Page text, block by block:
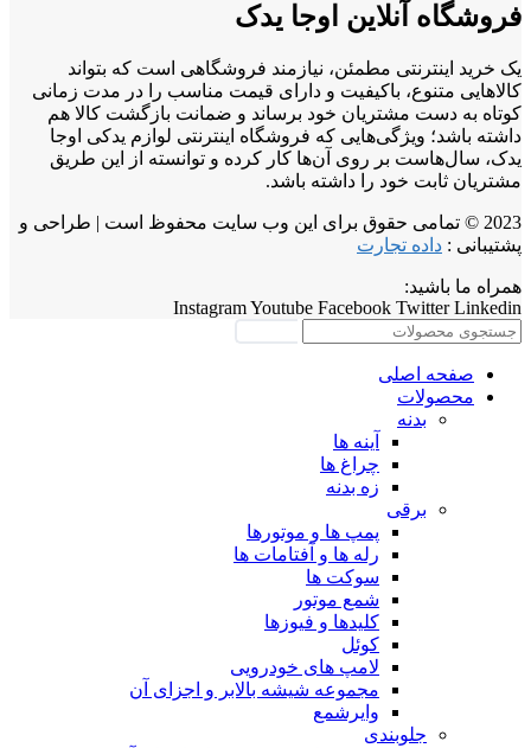
فروشگاه آنلاین اوجا یدک
یک خرید اینترنتی مطمئن، نیازمند فروشگاهی است که بتواند
کالاهایی متنوع، باکیفیت و دارای قیمت مناسب را در مدت زمانی
کوتاه به دست مشتریان خود برساند و ضمانت بازگشت کالا هم
داشته باشد؛ ویژگی‌هایی که فروشگاه اینترنتی لوازم یدکی اوجا
یدک، سال‌هاست بر روی آن‌ها کار کرده و توانسته از این طریق
مشتریان ثابت خود را داشته باشد.
2023 © تمامی حقوق برای این وب سایت محفوظ است | طراحی و
پشتیبانی : داده تجارت
همراه ما باشید:
InstagramYoutube Facebook Twitter Linkedin
صفحه اصلی
محصولات
بدنه
آینه ها
چراغ ها
زه بدنه
برقی
پمپ ها و موتورها
رله ها و آفتامات ها
سوکت ها
شمع موتور
کلیدها و فیوزها
کوئل
لامپ های خودرویی
مجموعه شیشه بالابر و اجزای آن
وایرشمع
جلوبندی